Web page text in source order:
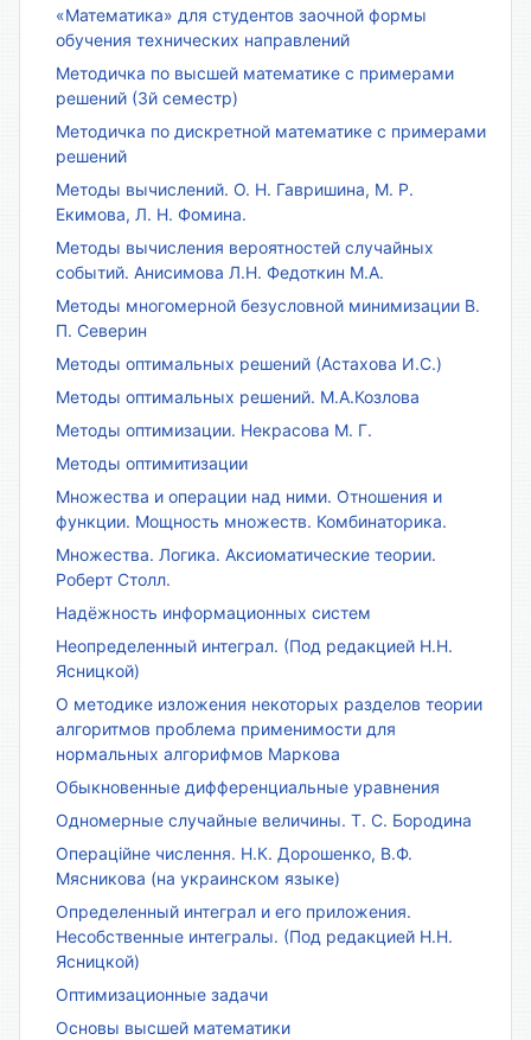
«Математика» для студентов заочной формы
обучения технических направлений
Методичка по высшей математике с примерами
решений (3й семестр)
Методичка по дискретной математике с примерами
решений
Методы вычислений. О. Н. Гавришина, М. Р.
Екимова, Л. Н. Фомина.
Методы вычисления вероятностей случайных
событий. Анисимова Л.Н. Федоткин М.А.
Методы многомерной безусловной минимизации В.
П. Северин
Методы оптимальных решений (Астахова И.С.)
Методы оптимальных решений. М.А.Козлова
Методы оптимизации. Некрасова М. Г.
Методы оптимитизации
Множества и операции над ними. Отношения и
функции. Мощность множеств. Комбинаторика.
Множества. Логика. Аксиоматические теории.
Роберт Столл.
Надёжность информационных систем
Неопределенный интеграл. (Под редакцией Н.Н.
Ясницкой)
О методике изложения некоторых разделов теории
алгоритмов проблема применимости для
нормальных алгорифмов Маркова
Обыкновенные дифференциальные уравнения
Одномерные случайные величины. Т. С. Бородина
Операційне числення. Н.К. Дорошенко, В.Ф.
Мясникова (на украинском языке)
Определенный интеграл и его приложения.
Несобственные интегралы. (Под редакцией Н.Н.
Ясницкой)
Оптимизационные задачи
Основы высшей математики